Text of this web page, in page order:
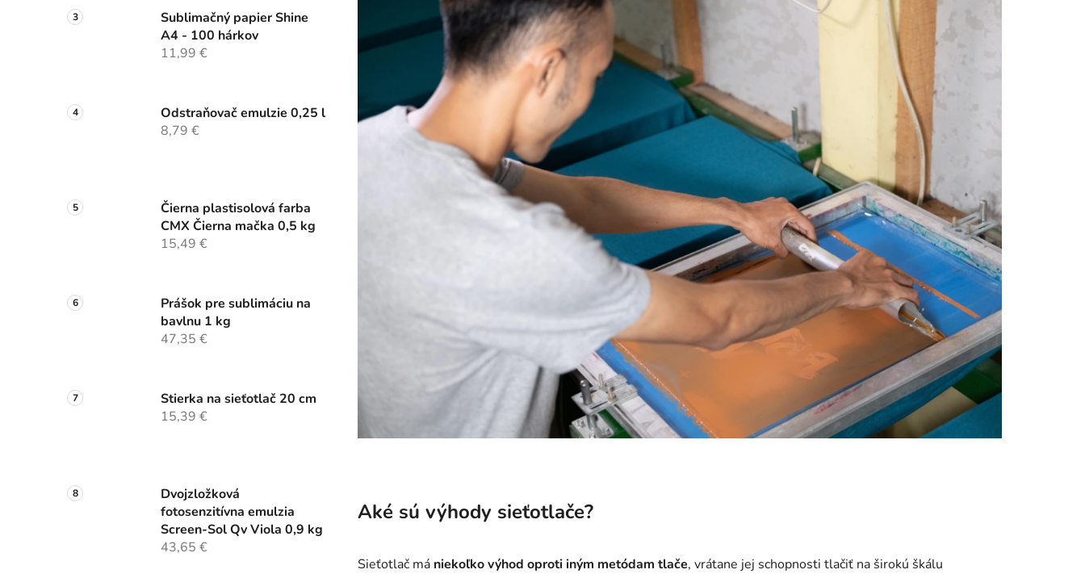
Sublimačný papier Shine
A4 - 100 hárkov
11,99 €
Odstraňovač emulzie 0,25 l
8,79 €
Čierna plastisolová farba
CMX Čierna mačka 0,5 kg
15,49 €
Prášok pre sublimáciu na
bavlnu 1 kg
47,35 €
Stierka na sieťotlač 20 cm
15,39 €
Dvojzložková
fotosenzitívna emulzia
Screen-Sol Qv Viola 0,9 kg
43,65 €
Aké sú výhody sieťotlače?
Sieťotlač má niekoľko výhod oproti iným metódam tlače, vrátane jej schopnosti tlačiť na širokú škálu